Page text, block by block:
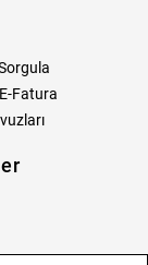
Fatura